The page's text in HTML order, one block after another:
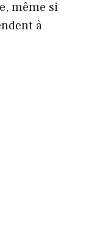
même si
à